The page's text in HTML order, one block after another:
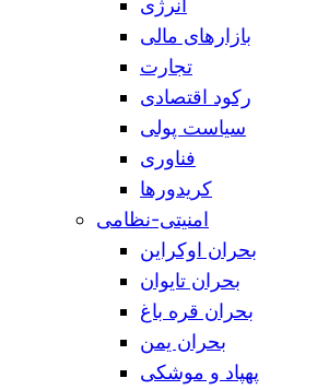
انرژی
بازارهای مالی
تجارت
رکود اقتصادی
سیاست پولی
فناوری
کریدورها
امنیتی-نظامی
بحران اوکراین
بحران تایوان
بحران قره باغ
بحران یمن
پهپاد و موشکی